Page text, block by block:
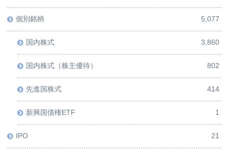
個別銘柄 5,077
国内株式 3,860
国内株式（株主優待） 802
先進国株式 414
新興国債権ETF 1
IPO 21